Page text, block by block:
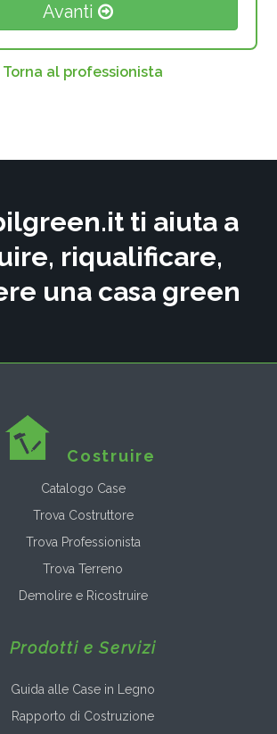
Avanti
Torna al professionista
ti aiuta a
riqualificare,
una casa green
Costruire
Catalogo Case
Trova Costruttore
Trova Professionista
Trova Terreno
Demolire e Ricostruire
Prodotti e Servizi
Guida alle Case in Legno
Rapporto di Costruzione